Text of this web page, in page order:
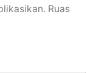
Ruas